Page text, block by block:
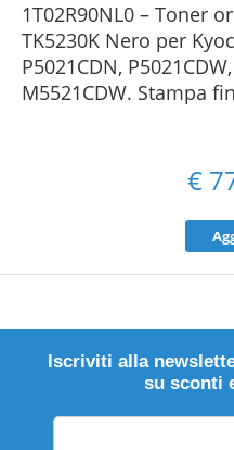
1T02R90NL0 – Toner
TK5230K Nero per
P5021CDN,
M5521CDW. Stampa
€
Iscriviti alla
su sconti